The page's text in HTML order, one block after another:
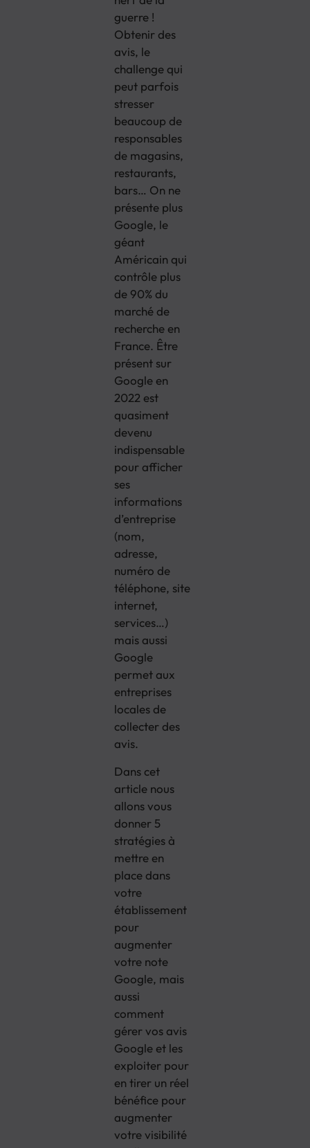
guerre !
Obtenir des
avis, le
challenge qui
peut parfois
stresser
beaucoup de
responsables
de magasins,
restaurants,
bars… On ne
présente plus
Google, le
géant
Américain qui
contrôle plus
de 90% du
marché de
recherche en
France. Être
présent sur
Google en
2022 est
quasiment
devenu
indispensable
pour afficher
ses
informations
d’entreprise
(nom,
adresse,
numéro de
téléphone, site
internet,
services…)
mais aussi
Google
permet aux
entreprises
locales de
collecter des
avis.
Dans cet
article nous
allons vous
donner 5
stratégies à
mettre en
place dans
votre
établissement
pour
augmenter
votre note
Google, mais
aussi
comment
gérer vos avis
Google et les
exploiter pour
en tirer un réel
bénéfice pour
augmenter
votre visibilité